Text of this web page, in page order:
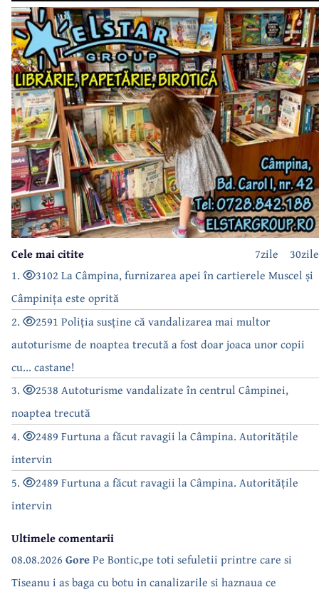
30zile
7zile
Cele mai citite
1.
3102 La Câmpina, furnizarea apei în cartierele Muscel și
Câmpinița este oprită
2.
2591 Poliția susține că vandalizarea mai multor
autoturisme de noaptea trecută a fost doar joaca unor copii
cu... castane!
3.
2538 Autoturisme vandalizate în centrul Câmpinei,
noaptea trecută
4.
2489 Furtuna a făcut ravagii la Câmpina. Autoritățile
intervin
5.
2489 Furtuna a făcut ravagii la Câmpina. Autoritățile
intervin
Ultimele comentarii
08.08.2026 GorePe Bontic,pe toti sefuletii printre care si
Tiseanu i as baga cu botu in canalizarile si haznaua ce